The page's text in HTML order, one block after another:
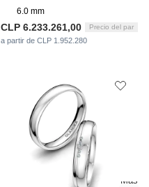
6.0 mm
CLP 6.233.261,00 Precio del par
a partir de CLP 1.952.280